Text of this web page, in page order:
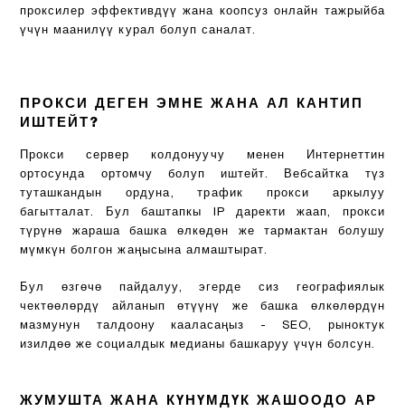
проксилер эффективдүү жана коопсуз онлайн тажрыйба
үчүн маанилүү курал болуп саналат.
ПРОКСИ ДЕГЕН ЭМНЕ ЖАНА АЛ КАНТИП
ИШТЕЙТ?
Прокси сервер колдонуучу менен Интернеттин
ортосунда ортомчу болуп иштейт. Вебсайтка түз
туташкандын ордуна, трафик прокси аркылуу
багытталат. Бул баштапкы IP даректи жаап, прокси
түрүнө жараша башка өлкөдөн же тармактан болушу
мүмкүн болгон жаңысына алмаштырат.
Бул өзгөчө пайдалуу, эгерде сиз географиялык
чектөөлөрдү айланып өтүүнү же башка өлкөлөрдүн
мазмунун талдоону кааласаңыз - SEO, рыноктук
изилдөө же социалдык медианы башкаруу үчүн болсун.
ЖУМУШТА ЖАНА КҮНҮМДҮК ЖАШООДО АР